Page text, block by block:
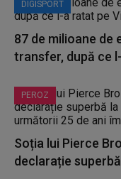
DIGISPORT
87 de milioane de
transfer, după ce
PEROZ
Soția lui Pierce
declarație superbă